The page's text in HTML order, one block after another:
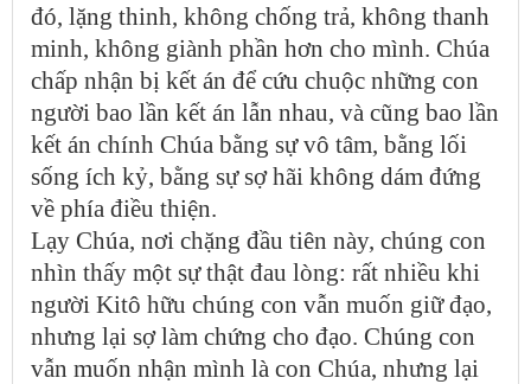
đó, lặng thinh, không chống trả, không thanh
minh, không giành phần hơn cho mình. Chúa
chấp nhận bị kết án để cứu chuộc những con
người bao lần kết án lẫn nhau, và cũng bao lần
kết án chính Chúa bằng sự vô tâm, bằng lối
sống ích kỷ, bằng sự sợ hãi không dám đứng
về phía điều thiện.
Lạy Chúa, nơi chặng đầu tiên này, chúng con
nhìn thấy một sự thật đau lòng: rất nhiều khi
người Kitô hữu chúng con vẫn muốn giữ đạo,
nhưng lại sợ làm chứng cho đạo. Chúng con
vẫn muốn nhận mình là con Chúa, nhưng lại